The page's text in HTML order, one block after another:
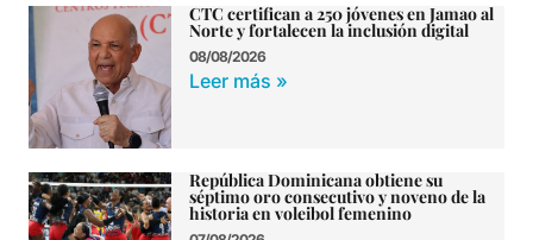
CTC certifican a 250 jóvenes en Jamao al
Norte y fortalecen la inclusión digital
08/08/2026
Leer más »
República Dominicana obtiene su
séptimo oro consecutivo y noveno de la
historia en voleibol femenino